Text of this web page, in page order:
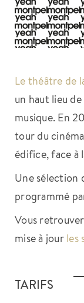
Le théâtre de
un haut lieu
musique. En
tour du
édifice, face à
Une sélection
programmé
Vous
mise à jour les
TARIFS